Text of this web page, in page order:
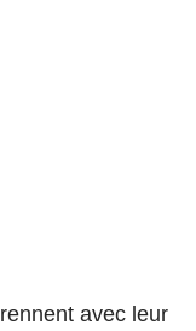
avec leur